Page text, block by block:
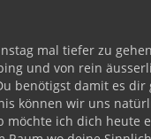
mal tiefer zu
und von rein
benötigst damit es
können wir uns
möchte ich dich heute